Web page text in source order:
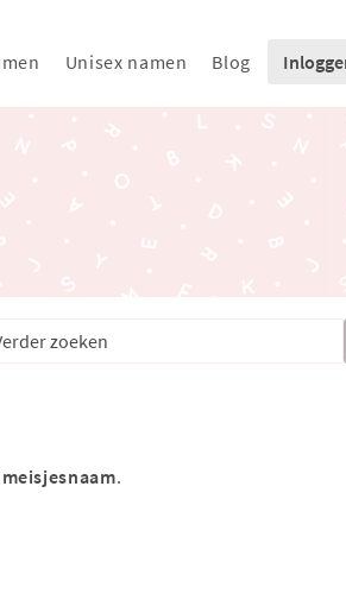
Unisex namen Blog
meisjesnaam.